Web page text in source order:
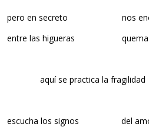
pero en secreto nos
entre las higueras
aquí se practica la fragilidad
escucha los signos del